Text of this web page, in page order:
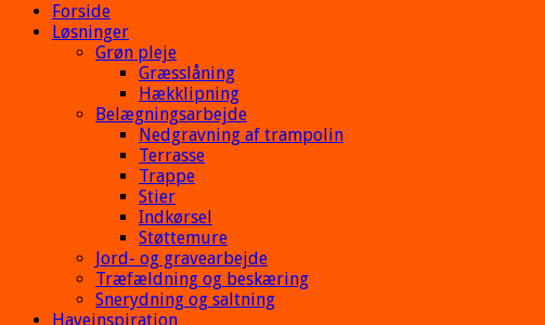
Forside
Løsninger
Grøn pleje
Græsslåning
Hækklipning
Belægningsarbejde
Nedgravning af trampolin
Terrasse
Trappe
Stier
Indkørsel
Støttemure
Jord- og gravearbejde
Træfældning og beskæring
Snerydning og saltning
Haveinspiration